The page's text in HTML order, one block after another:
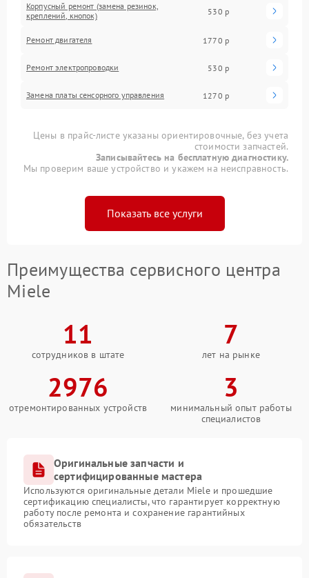
Корпусный ремонт (замена резинок,
креплений, кнопок)
530 р
Ремонт двигателя 1770 р
Ремонт электропроводки 530 р
Замена платы сенсорного управления 1270 р
Цены в прайс-листе указаны ориентировочные, без учета
стоимости запчастей.
Записывайтесь на бесплатную диагностику.
Мы проверим ваше устройство и укажем на неисправность.
Показать все услуги
Преимущества сервисного центра
Miele
11
сотрудников в штате
7
лет на рынке
2976
отремонтированных устройств
3
минимальный опыт работы
специалистов
Оригинальные запчасти и
сертифицированные мастера
Используются оригинальные детали Miele и прошедшие
сертификацию специалисты, что гарантирует корректную
работу после ремонта и сохранение гарантийных
обязательств